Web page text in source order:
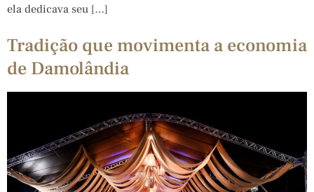
ela dedicava seu […]
Tradição que movimenta a economia
de Damolândia